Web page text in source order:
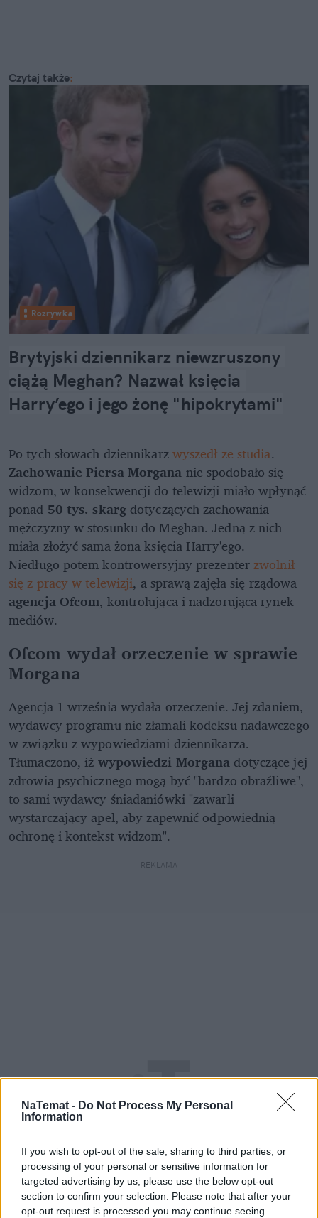
NaTemat - Do Not Process My Personal
Information
If you wish to opt-out of the sale, sharing to third parties, or
processing of your personal or sensitive information for
targeted advertising by us, please use the below opt-out
section to confirm your selection. Please note that after your
opt-out request is processed you may continue seeing
Czytaj także:
Rozrywka
Brytyjski dziennikarz niewzruszony
ciążą Meghan? Nazwał księcia
Harry’ego i jego żonę "hipokrytami"
Po tych słowach dziennikarzwyszedł ze studia.
Zachowanie Piersa Morgana nie spodobało się
widzom, w konsekwencji do telewizji miało wpłynąć
ponad 50 tys. skargdotyczących zachowania
mężczyzny w stosunku do Meghan. Jedną z nich
miała złożyć sama żona księcia Harry'ego.
Niedługo potem kontrowersyjny prezenterzwolnił
się z pracy w telewizji, a sprawą zajęła się rządowa
agencja Ofcom, kontrolująca i nadzorująca rynek
mediów.
Ofcom wydał orzeczenie w sprawie
Morgana
Agencja 1 września wydała orzeczenie. Jej zdaniem,
wydawcy programu nie złamali kodeksu nadawczego
w związku z wypowiedziami dziennikarza.
Tłumaczono, iż wypowiedzi Morgana dotyczące jej
zdrowia psychicznego mogą być "bardzo obraźliwe",
to sami wydawcy śniadaniówki "zawarli
wystarczający apel, aby zapewnić odpowiednią
ochronę i kontekst widzom".
REKLAMA